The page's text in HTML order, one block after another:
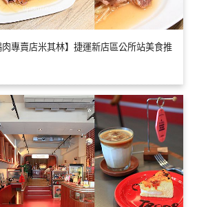
專賣店米其林】捷運新店區公所站美食推